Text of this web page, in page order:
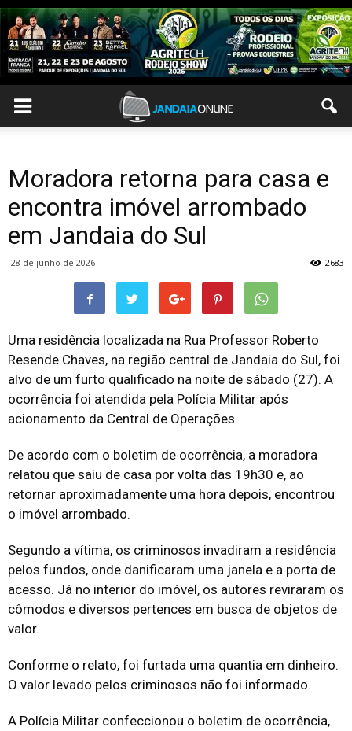
Moradora retorna para casa e
encontra imóvel arrombado
em Jandaia do Sul
28 de junho de 2026 2683
Uma residência localizada na Rua Professor Roberto
Resende Chaves, na região central de Jandaia do Sul, foi
alvo de um furto qualificado na noite de sábado (27). A
ocorrência foi atendida pela Polícia Militar após
acionamento da Central de Operações.
De acordo com o boletim de ocorrência, a moradora
relatou que saiu de casa por volta das 19h30 e, ao
retornar aproximadamente uma hora depois, encontrou
o imóvel arrombado.
Segundo a vítima, os criminosos invadiram a residência
pelos fundos, onde danificaram uma janela e a porta de
acesso. Já no interior do imóvel, os autores reviraram os
cômodos e diversos pertences em busca de objetos de
valor.
Conforme o relato, foi furtada uma quantia em dinheiro.
O valor levado pelos criminosos não foi informado.
A Polícia Militar confeccionou o boletim de ocorrência,